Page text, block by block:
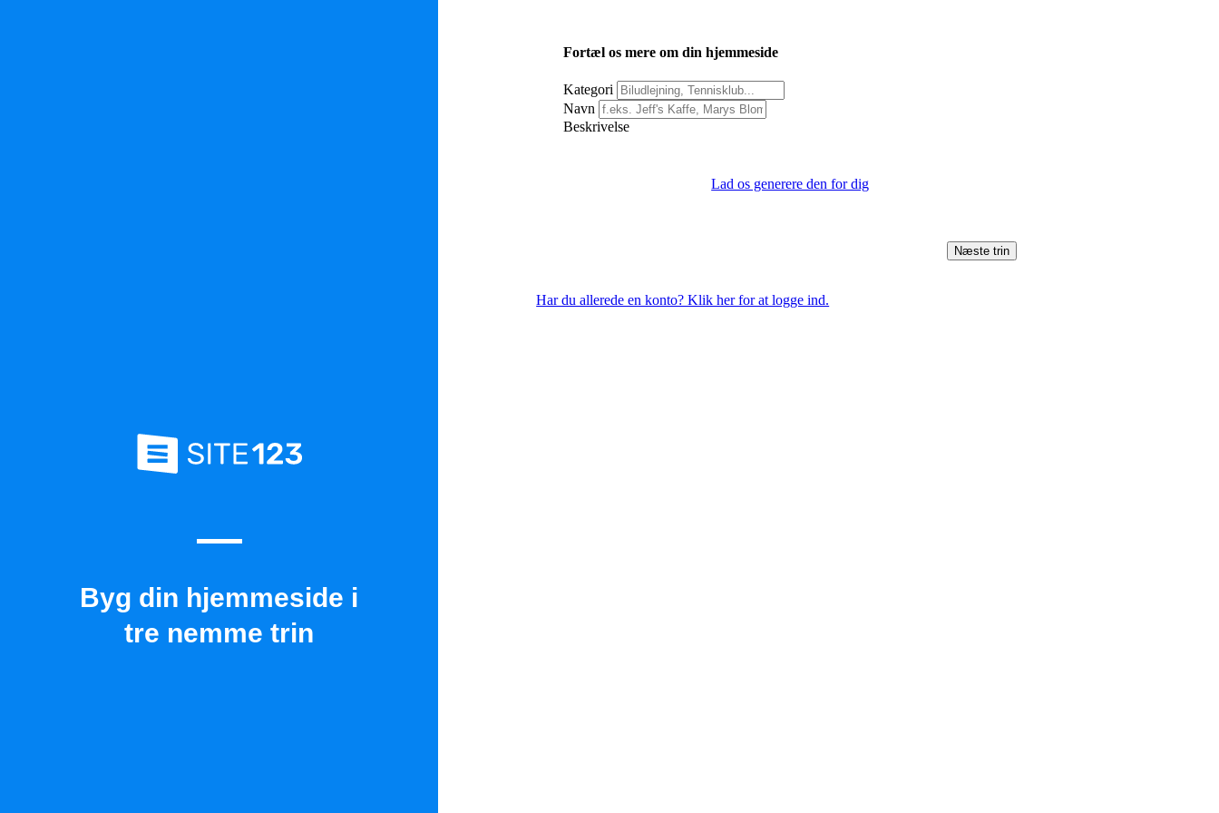
Byg din hjemmeside i
tre nemme trin
Fortæl os mere om din hjemmeside
Kategori
Navn
Beskrivelse
Lad os generere den for dig
Næste trin
Har du allerede en konto? Klik her for at logge ind.